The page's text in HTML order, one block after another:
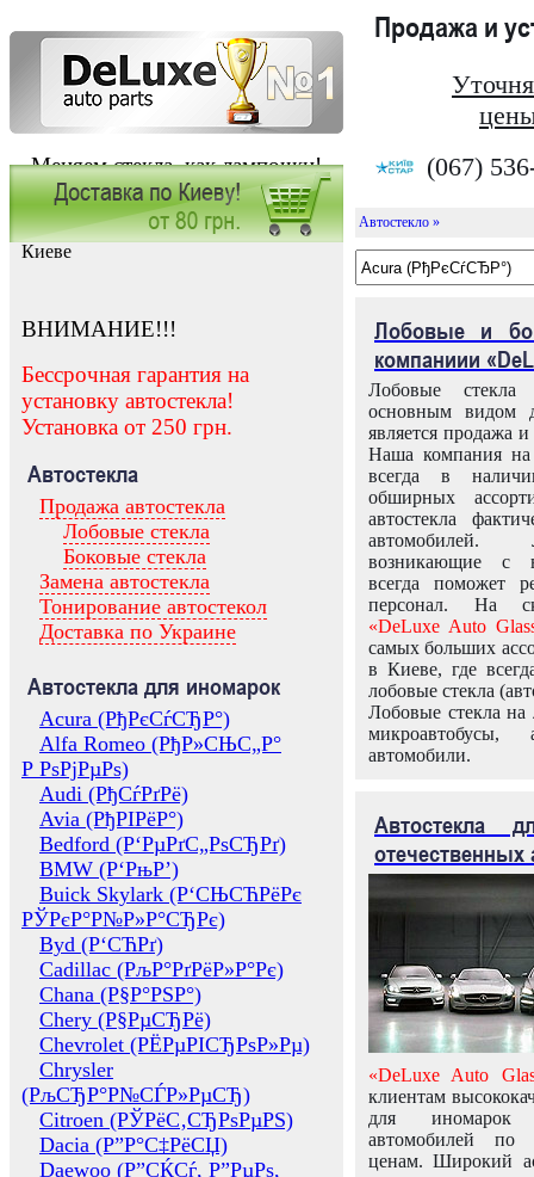
Меняем стекла, как лампочки!
Продажа и
(067)
Заказать установку автостекла в
Киеве
ВНИМАНИЕ!!!
Бессрочная гарантия на
установку автостекла!
Установка от 250 грн.
Автостекла
Продажа автостекла
Лобовые стекла
Боковые стекла
Замена автостекла
Тонирование автостекол
Доставка по Украине
Автостекла для иномарок
Acura (РђРєСѓСЂР°)
Alfa Romeo (РђР»СЊС„Р°
Р РѕРјРµРѕ)
Audi (РђСѓРґРё)
Avia (РђРІРёР°)
Bedford (Р‘РµРґС„РѕСЂРґ)
BMW (Р‘РњР’)
Buick Skylark (Р‘СЊСЋРёРє
РЎРєР°Р№Р»Р°СЂРє)
Byd (Р‘СЋРґ)
Cadillac (РљР°РґРёР»Р°Рє)
Chana (Р§Р°РЅР°)
Chery (Р§РµСЂРё)
Chevrolet (РЁРµРІСЂРѕР»Рµ)
Chrysler
(РљСЂР°Р№СЃР»РµСЂ)
Citroen (РЎРёС‚СЂРѕРµРЅ)
Dacia (Р”Р°С‡РёСЏ)
Daewoo (Р”СЌСѓ, Р”РµРѕ,
Автостекло »
Лобовые и
компаниии
Лобовые
основным видом
является продажа и
Наша компания на
всегда в
обширных
автостекла
возникающие с
всегда поможет
персонал. На
«DeLuxe Auto
самых больших
в Киеве, где
лобовые стекла
Лобовые стекла на
микроавтобусы,
автомобили.
Автостекла
отечественных
«DeLuxe Auto
клиентам
для иномарок
автомобилей
ценам. Широкий